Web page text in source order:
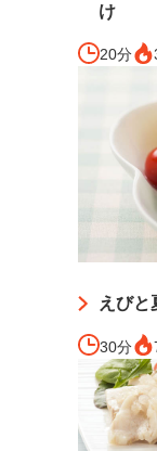
け
20分
えびと
30分